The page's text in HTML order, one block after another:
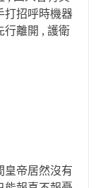
打招呼時機器
行離開 , 護衛
皇帝居然沒有